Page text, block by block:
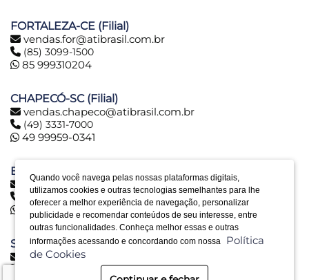
Quando você navega pelas nossas plataformas digitais,
utilizamos cookies e outras tecnologias semelhantes para lhe
oferecer a melhor experiência de navegação, personalizar
publicidade e recomendar conteúdos de seu interesse, entre
outras funcionalidades. Conheça melhor essas e outras
informações acessando e concordando com nossa
Política
de Cookies
FORTALEZA-CE (Filial)
vendas.for@atibrasil.com.br
(85) 3099-1500
85 999310204
CHAPECÓ-SC (Filial)
vendas.chapeco@atibrasil.com.br
(49) 3331-7000
49 99959-0341
BELO HORIZONTE-MG (Filial)
vendas.bh@atibrasil.com.br
(31) 2516-6974
31 992890773
SERRA-ES (Filial)
vendas.es@atibrasil.com.br